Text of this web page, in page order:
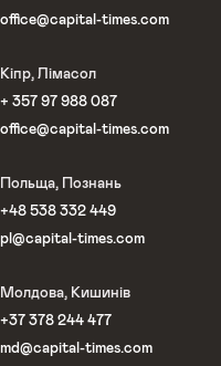
office@capital-times.com
Кіпр, Лімасол
+ 357 97 988 087
office@capital-times.com
Польща, Познань
+48 538 332 449
pl@capital-times.com
Молдова, Кишинів
+37 378 244 477
md@capital-times.com